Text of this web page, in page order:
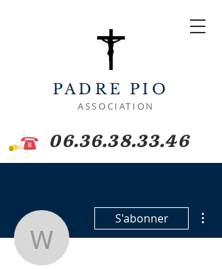
PADRE PIO
ASSOCIATION
06.36.38.33.46
walter.bonnal18
S'abonner